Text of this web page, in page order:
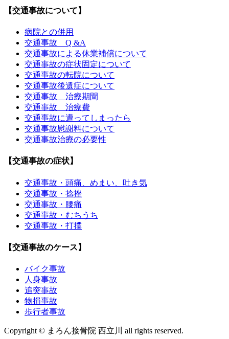
【交通事故について】
病院との併用
交通事故 Q &A
交通事故による休業補償について
交通事故の症状固定について
交通事故の転院について
交通事故後遺症について
交通事故 治療期間
交通事故 治療費
交通事故に遭ってしまったら
交通事故慰謝料について
交通事故治療の必要性
【交通事故の症状】
交通事故・頭痛、めまい、吐き気
交通事故・捻挫
交通事故・腰痛
交通事故・むちうち
交通事故・打撲
【交通事故のケース】
バイク事故
人身事故
追突事故
物損事故
歩行者事故
Copyright © まろん接骨院 西立川 all rights reserved.